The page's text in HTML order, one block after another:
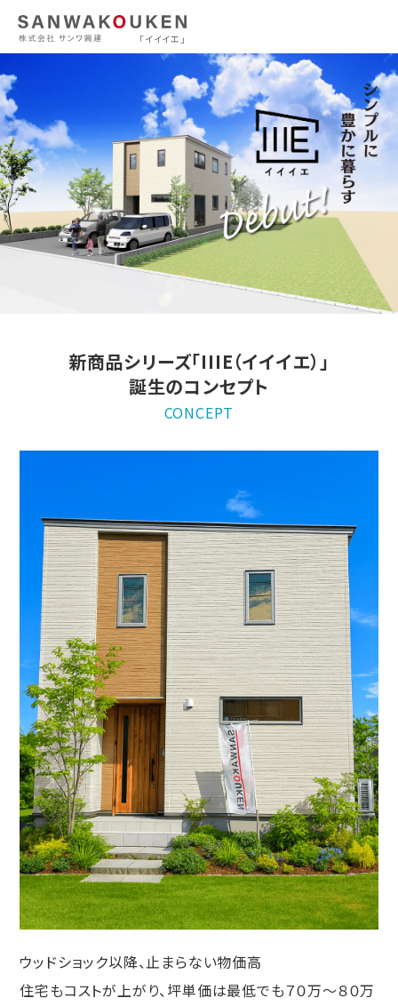
「イイイエ」
新商品シリーズ「IIIE（イイイエ）」
誕生のコンセプト
CONCEPT
ウッドショック以降、止まらない物価高
住宅もコストが上がり、坪単価は最低でも７０万～８０万